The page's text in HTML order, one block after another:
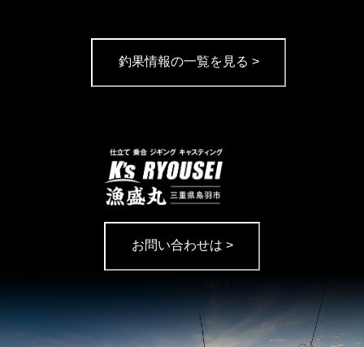
釣果情報の一覧を見る >
お問い合わせは >